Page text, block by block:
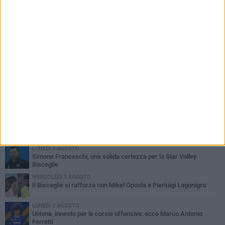
LUNEDÌ 3 AGOSTO
Simone Franceschi, una solida certezza per la Star Volley
Bisceglie
MERCOLEDÌ 5 AGOSTO
Il Bisceglie si rafforza con Mikel Opoola e Pierluigi Lagonigro
LUNEDÌ 3 AGOSTO
Unione, innesto per le corsie offensive: ecco Marco Antonio
Ferretti